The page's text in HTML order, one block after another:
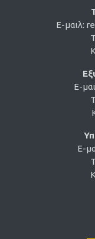
E-μαιλ:
E-
E-